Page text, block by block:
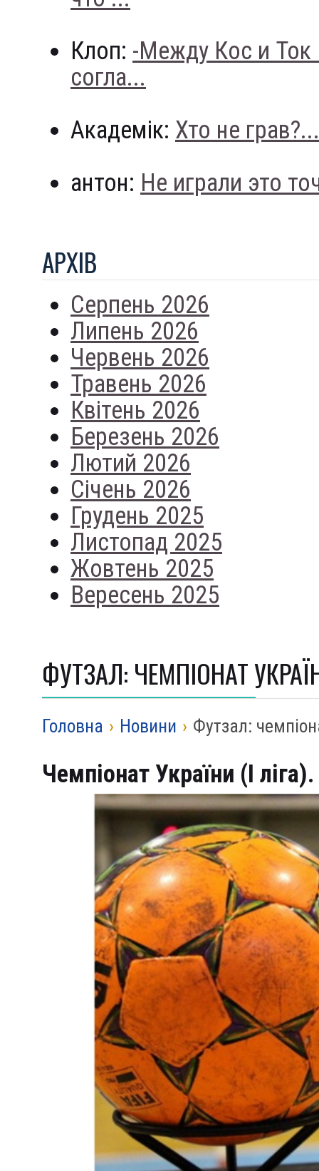
Клоп: -Между Кос и
согла...
Академік: Хто не грав?...
антон: Не играли это
АРХIВ
Серпень 2026
Липень 2026
Червень 2026
Травень 2026
Квітень 2026
Березень 2026
Лютий 2026
Січень 2026
Грудень 2025
Листопад 2025
Жовтень 2025
Вересень 2025
ФУТЗАЛ: ЧЕМПІОНАТ
Головна › Новини › Футзал:
Чемпіонат України (І ліга).